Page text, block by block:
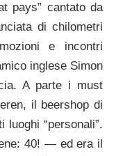
pays” cantato da
di chilometri
e incontri
inglese Simon
A parte i must
il beershop di
luoghi “personali”.
40! — ed era il